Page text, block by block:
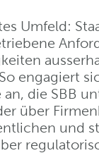
Umfeld:
engagiert
die SBB
über
und